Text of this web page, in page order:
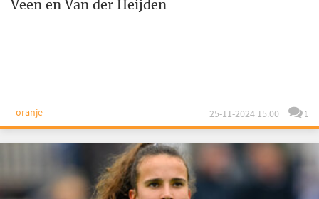
Veen en Van der Heijden
- oranje - 25-11-2024 15:00 1